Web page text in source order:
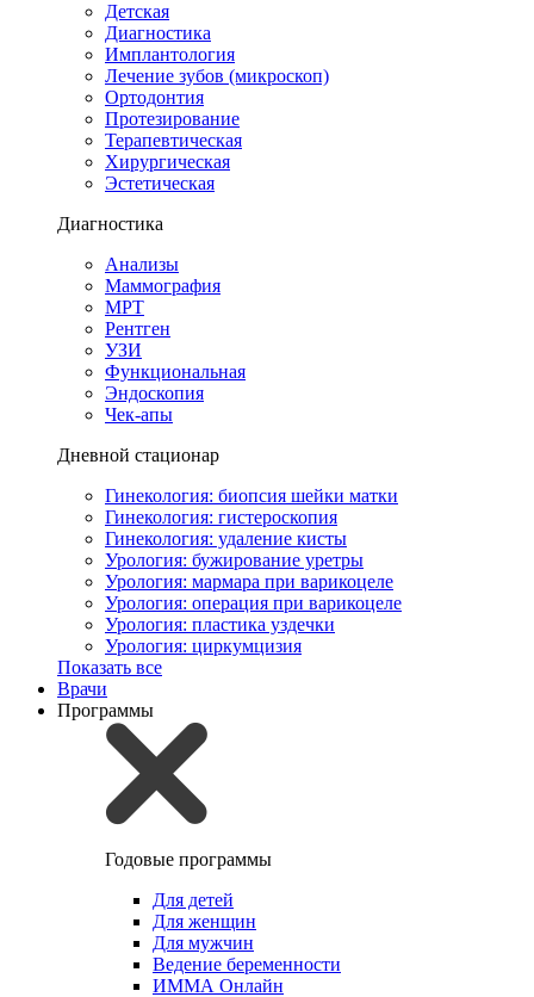
Детская
Диагностика
Имплантология
Лечение зубов (микроскоп)
Ортодонтия
Протезирование
Терапевтическая
Хирургическая
Эстетическая
Диагностика
Анализы
Маммография
МРТ
Рентген
УЗИ
Функциональная
Эндоскопия
Чек-апы
Дневной стационар
Гинекология: биопсия шейки матки
Гинекология: гистероскопия
Гинекология: удаление кисты
Урология: бужирование уретры
Урология: мармара при варикоцеле
Урология: операция при варикоцеле
Урология: пластика уздечки
Урология: циркумцизия
Показать все
Врачи
Программы
Годовые программы
Для детей
Для женщин
Для мужчин
Ведение беременности
ИММА Онлайн